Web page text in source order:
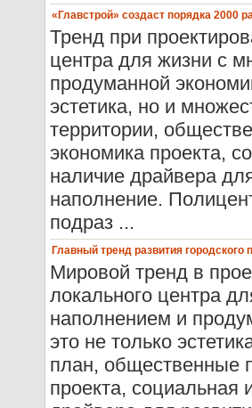
«Главстрой» создаст порядка 2000
Тренд при
центра для жизни с
продуманной
эстетика, но и
территории,
экономика проекта,
наличие драйвера
наполнение.
подраз ...
Главный тренд развития
Мировой тренд в
локального центра
наполнением и
это не только
план, общественные
проекта, социальная